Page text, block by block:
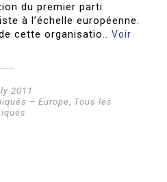
du premier parti
à l’échelle européenne.
cette organisatio..Voir
2011
– Europe, Tous les